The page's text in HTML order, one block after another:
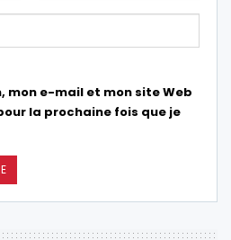
mon e-mail et mon site Web
la prochaine fois que je